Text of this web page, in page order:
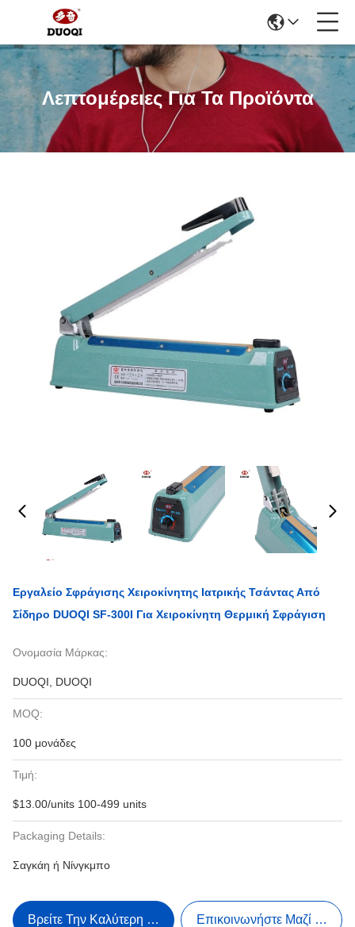
Λεπτομέρειες Για Τα Προϊόντα
Εργαλείο Σφράγισης Χειροκίνητης Ιατρικής Τσάντας Από
Σίδηρο DUOQI SF-300I Για Χειροκίνητη Θερμική Σφράγιση
Ονομασία Μάρκας:
DUOQI, DUOQI
MOQ:
100 μονάδες
Τιμή:
$13.00/units 100-499 units
Packaging Details:
Σαγκάη ή Νίνγκμπο
Βρείτε Την Καλύτερη Τιμή Επικοινωνήστε Μαζί Μας